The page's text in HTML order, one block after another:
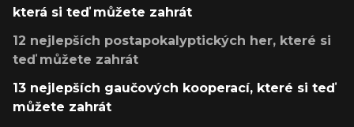
která si teď můžete zahrát
12 nejlepších postapokalyptických her, které si
teď můžete zahrát
13 nejlepších gaučových kooperací, které si teď
můžete zahrát